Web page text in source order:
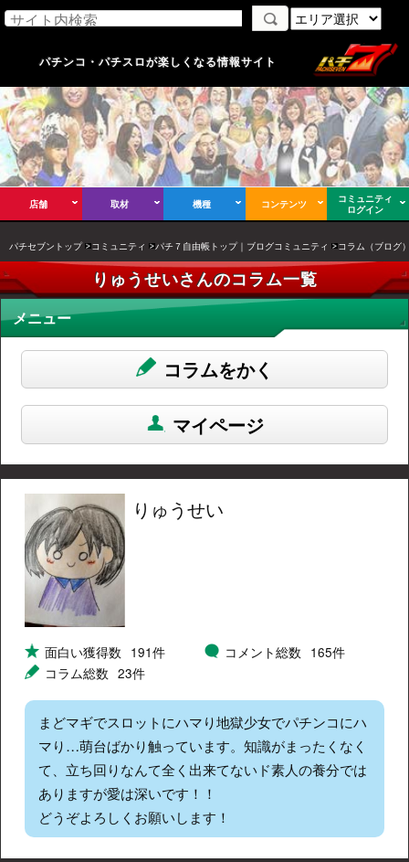
パチンコ・パチスロが楽しくなる情報サイト
店舗 取材 機種 コンテンツ
コミュニティ
ログイン
パチセブントップ コミュニティ パチ７自由帳トップ｜ブログコミュニティ コラム（ブログ
りゅうせいさんのコラム一覧
メニュー
コラムをかく
マイページ
りゅうせい
面白い獲得数 191件 コメント総数 165件
コラム総数 23件
まどマギでスロットにハマり地獄少女でパチンコにハ
マり…萌台ばかり触っています。知識がまったくなく
て、立ち回りなんて全く出来てないド素人の養分では
ありますが愛は深いです！！
どうぞよろしくお願いします！